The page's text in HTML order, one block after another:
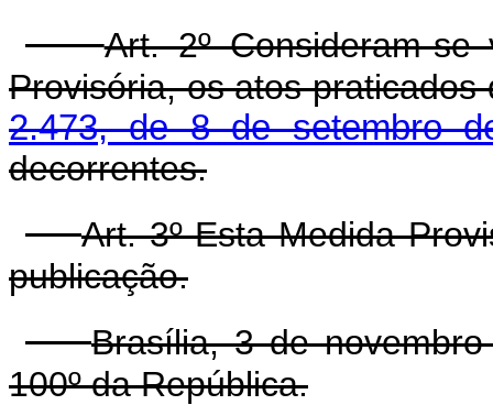
Art. 2º Consideram-
Provisória, os atos
2.473, de 8 de setembro
decorrentes.
Art. 3º Esta Medida
publicação.
Brasília, 3 de
100º da República.